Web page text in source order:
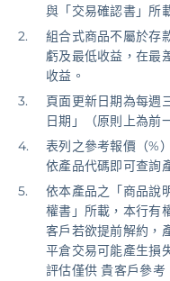
數位生活
與「交易確認書」所
組合式商品不屬於存
虧及最低收益，在最
收益。
頁面更新日期為每週
日期」（原則上為前
表列之參考報價（%
依產品代碼即可查詢
依本產品之「商品說
權書」所載，本行有
客戶若欲提前解約，
平倉交易可能產生損
評估僅供 貴客戶參